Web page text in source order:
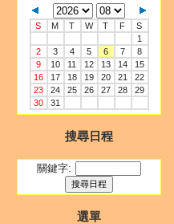
S M T W T F
S
1
2
3 4 5 6 7
8
9
10 11 12 13 14
15
16
17 18 19 20 21
22
23
24 25 26 27 28
29
30
31
搜尋日程
關鍵字:
選單